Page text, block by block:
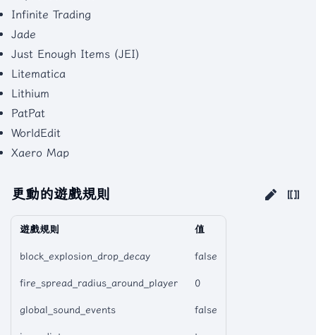
Infinite Trading
Jade
Just Enough Items (JEI)
Litematica
Lithium
PatPat
WorldEdit
Xaero Map
更動的遊戲規則
遊戲規則 值
block_explosion_drop_decay false
fire_spread_radius_around_player 0
global_sound_events false